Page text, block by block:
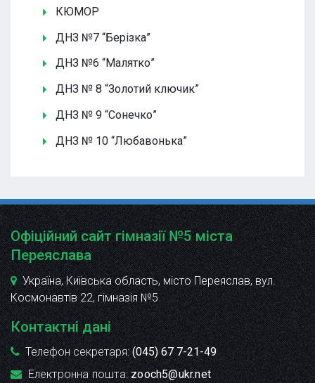
КЮМОР
ДНЗ №7 “Берізка”
ДНЗ №6 “Малятко”
ДНЗ № 8 “Золотий ключик”
ДНЗ № 9 “Сонечко”
ДНЗ № 10 “Любавонька”
Офіційний сайт гімназії №5 міста
Переяслава
Україна, Київська область, місто Переяслав, вул.
Космонавтів 22, гімназія №5
Контактні дані
Телефон секретаря:(045) 67 7-21-49
Електронна пошта:zooch5@ukr.net